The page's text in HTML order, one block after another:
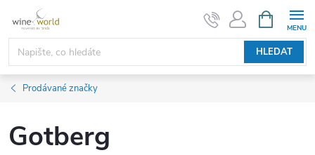
obsah
HLEDAT
NÁKUPNÍ
KOŠÍK
Prodávané značky
Gotberg